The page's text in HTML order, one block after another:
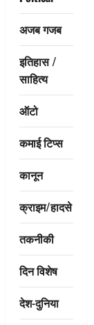
अजब गजब
इतिहास /
साहित्य
ऑटो
कमाई टिप्स
कानून
क्राइम/हादसे
तकनीकी
दिन विशेष
देश-दुनिया